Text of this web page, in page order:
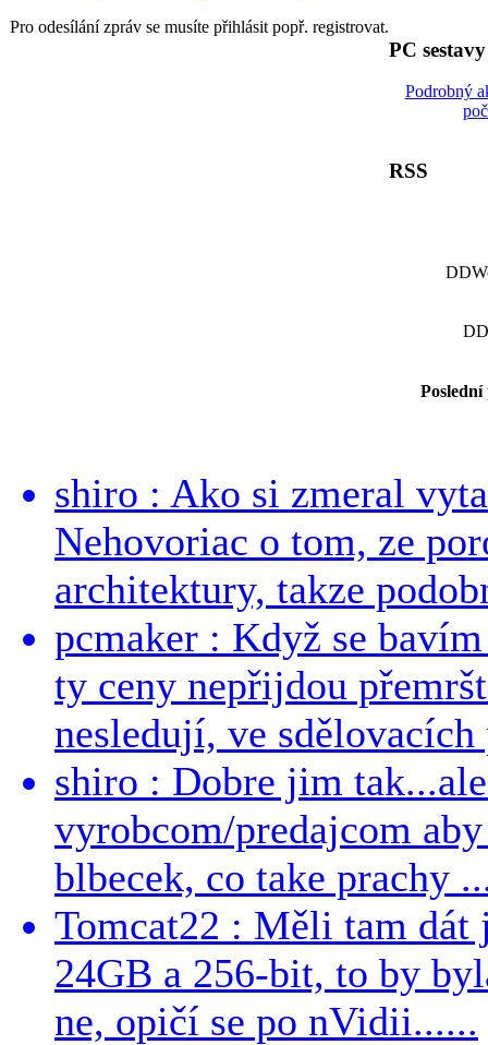
Pro odesílání zpráv se musíte přihlásit popř. registrovat.
PC
Podrobný
RSS
shiro : Ako si zmeral
Nehovoriac o tom, ze
architektury, takze
pcmaker : Když se
ty ceny nepřijdou
nesledují, ve sdělovacích
shiro : Dobre jim
vyrobcom/predajcom
blbecek, co take prachy
Tomcat22 : Měli tam dát
24GB a 256-bit, to by
ne, opičí se po nVidii......